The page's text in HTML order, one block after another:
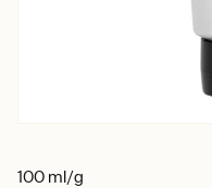
100 ml/g